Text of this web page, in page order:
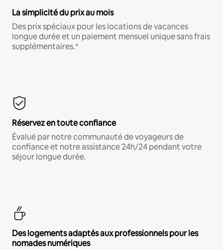
La simplicité du prix au mois
Des prix spéciaux pour les locations de vacances
longue durée et un paiement mensuel unique sans frais
supplémentaires.*
Réservez en toute confiance
Évalué par notre communauté de voyageurs de
confiance et notre assistance 24h/24 pendant votre
séjour longue durée.
Des logements adaptés aux professionnels pour les
nomades numériques